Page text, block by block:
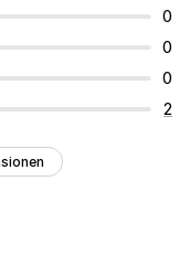
0
0
0
2